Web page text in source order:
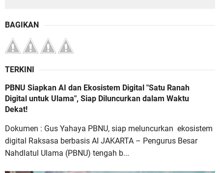
BAGIKAN
TERKINI
PBNU Siapkan AI dan Ekosistem Digital "Satu Ranah
Digital untuk Ulama", Siap Diluncurkan dalam Waktu
Dekat!
Dokumen : Gus Yahaya PBNU, siap meluncurkan ekosistem
digital Raksasa berbasis AI JAKARTA – Pengurus Besar
Nahdlatul Ulama (PBNU) tengah b...